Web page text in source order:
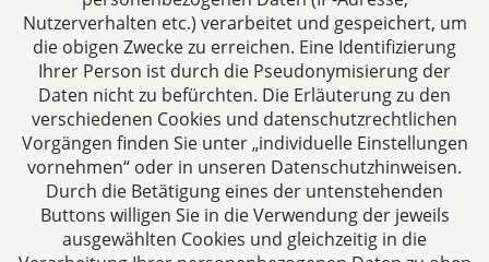
Impressum
Nutzerverhalten etc.) verarbeitet und gespeichert, um
die obigen Zwecke zu erreichen. Eine Identifizierung
Ihrer Person ist durch die Pseudonymisierung der
Daten nicht zu befürchten. Die Erläuterung zu den
verschiedenen Cookies und datenschutzrechtlichen
Vorgängen finden Sie unter „individuelle Einstellungen
vornehmen“ oder in unseren Datenschutzhinweisen.
Durch die Betätigung eines der untenstehenden
Buttons willigen Sie in die Verwendung der jeweils
ausgewählten Cookies und gleichzeitig in die